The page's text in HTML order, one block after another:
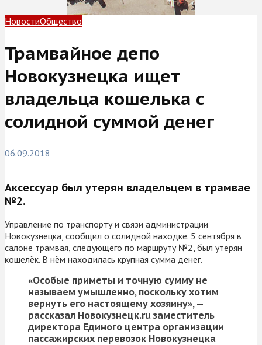
НовостиОбщество
Трамвайное депо
Новокузнецка ищет
владельца кошелька с
солидной суммой денег
06.09.2018
Аксессуар был утерян владельцем в трамвае
№2.
Управление по транспорту и связи администрации
Новокузнецка, сообщил о солидной находке. 5 сентября в
салоне трамвая, следующего по маршруту №2, был утерян
кошелёк. В нём находилась крупная сумма денег.
«Особые приметы и точную сумму не
называем умышленно, поскольку хотим
вернуть его настоящему хозяину», —
рассказал Новокузнецк.ru заместитель
директора Единого центра организации
пассажирских перевозок Новокузнецка